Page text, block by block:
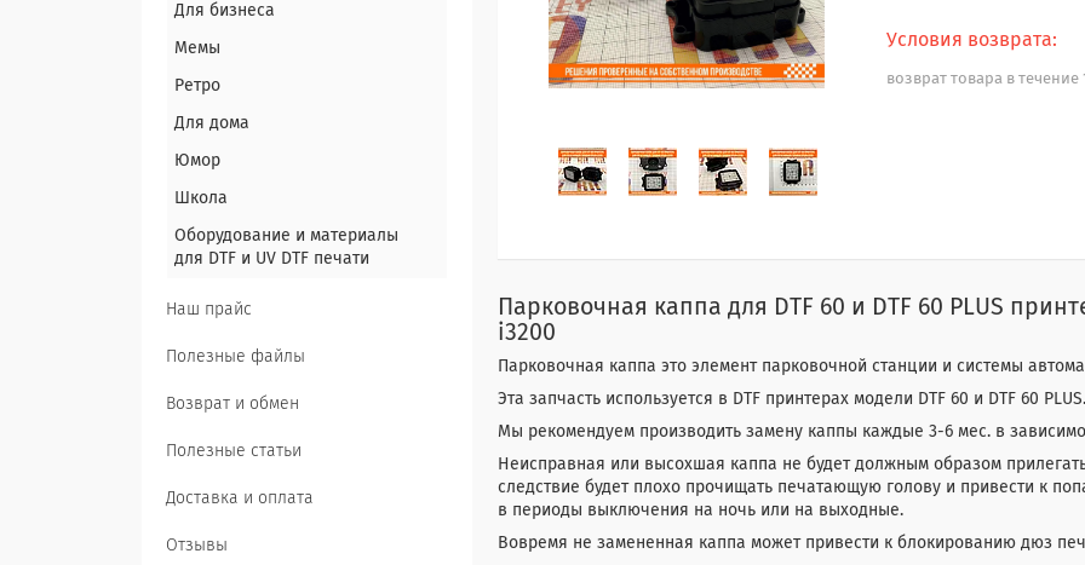
возврат товара в
Парковочная каппа для DTF 60 и DTF 60 PLUS
i3200
Парковочная каппа это элемент парковочной станции и системы
Эта запчасть используется в DTF принтерах модели DTF 60 и DTF 60 PLUS.
Мы рекомендуем производить замену каппы каждые 3-6 мес. в
Неисправная или высохшая каппа не будет должным образом
следствие будет плохо прочищать печатающую голову и привести к
в периоды выключения на ночь или на выходные.
Вовремя не замененная каппа может привести к блокированию дюз
Для бизнеса
Мемы
Ретро
Для дома
Юмор
Школа
Оборудование и материалы
для DTF и UV DTF печати
Наш прайс
Полезные файлы
Возврат и обмен
Полезные статьи
Доставка и оплата
Отзывы